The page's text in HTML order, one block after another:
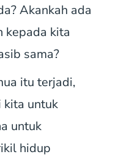
Akankah ada
kepada kita
sama?
itu terjadi,
kita untuk
untuk
hidup